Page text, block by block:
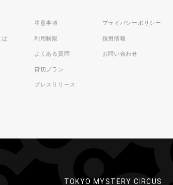
注意事項
利用制限
よくある質問
貸切プラン
プレスリリース
プライバシーポリシー
採用情報
お問い合わせ
TOKYO MYSTERY CIRCUS